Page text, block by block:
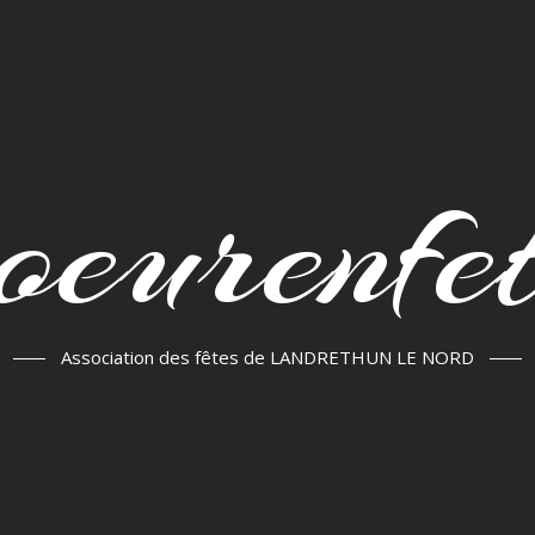
Association des fêtes de LANDRETHUN LE NORD